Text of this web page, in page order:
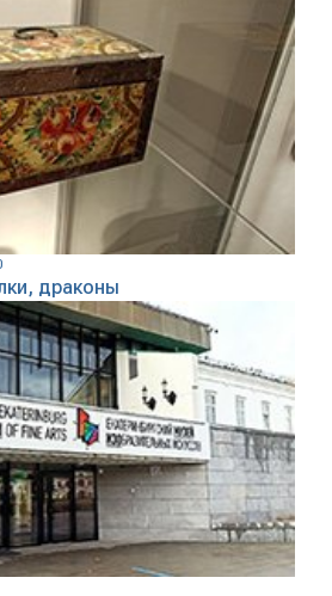
драконы